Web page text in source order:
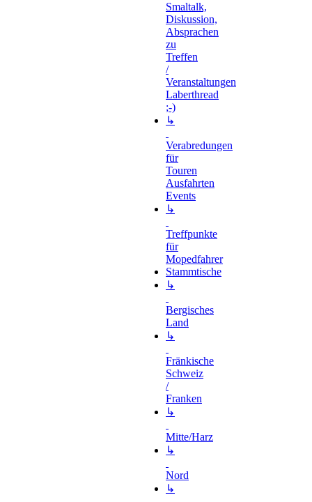
Smaltalk,
Diskussion,
Absprachen
zu
Treffen
/
Veranstaltungen
Laberthread
;-)
↳
Verabredungen
für
Touren
Ausfahrten
Events
↳
Treffpunkte
für
Mopedfahrer
Stammtische
↳
Bergisches
Land
↳
Fränkische
Schweiz
/
Franken
↳
Mitte/Harz
↳
Nord
↳